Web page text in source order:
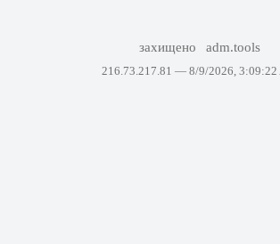
захищено adm.tools
216.73.217.81 — 8/9/2026, 3:09:22